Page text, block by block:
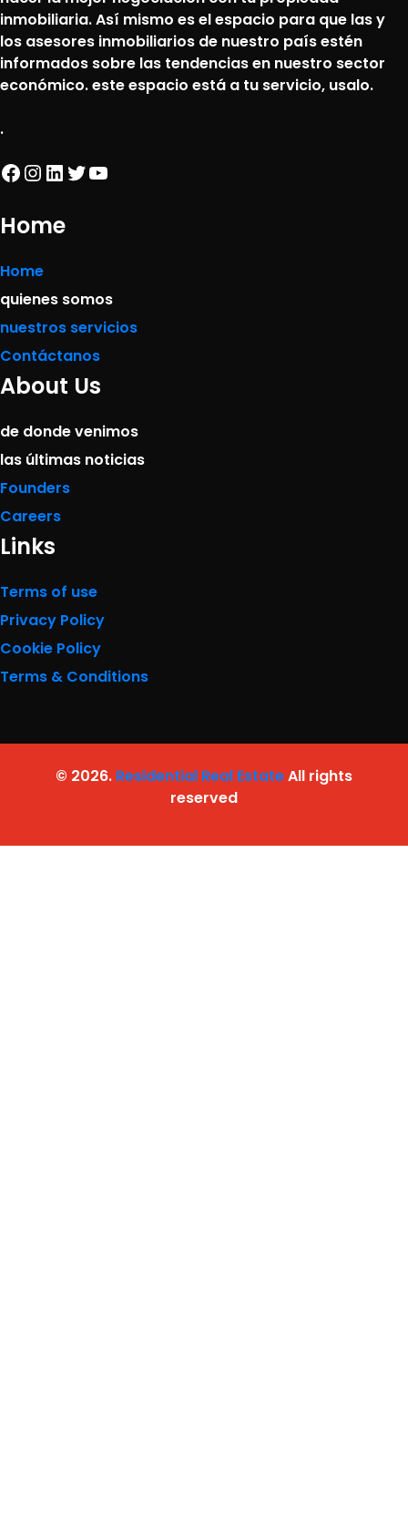
inmobiliaria. Así mismo es el espacio para que las y
los asesores inmobiliarios de nuestro país estén
informados sobre las tendencias en nuestro sector
económico. este espacio está a tu servicio, usalo.
.
Facebook InstagramLinkedIn Twitter YouTube
Home
Home
quienes somos
nuestros servicios
Contáctanos
About Us
de donde venimos
las últimas noticias
Founders
Careers
Links
Terms of use
Privacy Policy
Cookie Policy
Terms & Conditions
© 2026. Residential Real EstateAll rights
reserved